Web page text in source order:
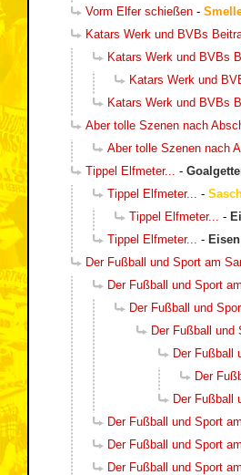
Vorm Elfer schießen -
Katars Werk und BVBs
Katars Werk und BVBs
Katars Werk und
Katars Werk und BVBs
Aber tolle Szenen nach
Aber tolle Szenen nach
Tippel Elfmeter...
-
Tippel Elfmeter...
-
Tippel Elfmeter...
-
Tippel Elfmeter...
- Eisen
Der Fußball und Sport am
Der Fußball und Sport
Der Fußball und
Der Fußball und
Der Fußball
Der
Der Fußball
Der Fußball und Sport
Der Fußball und Sport
Der Fußball und Sport